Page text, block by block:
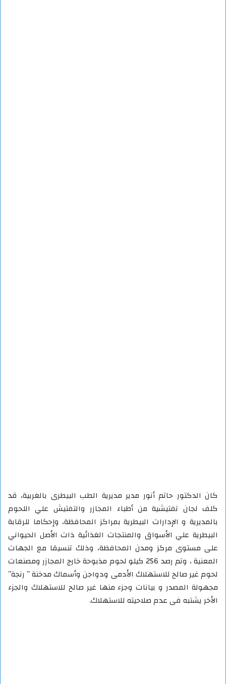
كان الدكتور حاتم أنور مدير مديرية الطب البيطرى بالغربية، قد
كلف لجان تفتيشية من أطباء المجازر والتفتيش علي اللحوم
بالمديرية و الإدارات البيطرية بمراكز المحافظة، وإحكاما للرقابة
البيطرية علي الأسواق والمنتجات الغذائية ذات الأصل الحيواني
على مستوى مركز ومدن المحافظة، وذلك تنسيقا مع الجهات
المعنية ، وتم رصد 256 كيلو لحوم مذبوحة خارج المجازر ومصنعات
لحوم غير صالح للاستهلاك الأدمى ودواجن وأسماك مدخنة ” رنجة”
مجهولة المصدر و بيانات وجزء منها غير صالح للاستهلاك والجزء
الأخر يشتبه فى عدم صلاحيته للاستهلاك.